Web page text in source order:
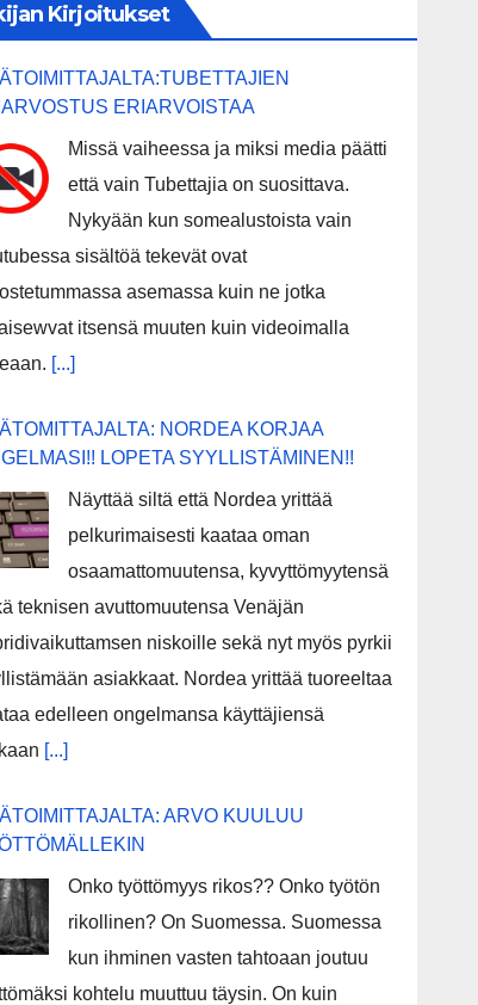
Kirjoitukset
ERIARVOISTAA
Missä vaiheessa ja miksi media päätti
että vain Tubettajia on suosittava.
Nykyään kun somealustoista vain
sisältöä tekevät ovat
asemassa kuin ne jotka
itsensä muuten kuin videoimalla
[...]
NORDEA KORJAA
LOPETA SYYLLISTÄMINEN!!
Näyttää siltä että Nordea yrittää
pelkurimaisesti kaataa oman
osaamattomuutensa, kyvyttömyytensä
teknisen avuttomuutensa Venäjän
niskoille sekä nyt myös pyrkii
asiakkaat. Nordea yrittää tuoreeltaa
edelleen ongelmansa käyttäjiensä
[...]
ARVO KUULUU
Onko työttömyys rikos?? Onko työtön
rikollinen? On Suomessa. Suomessa
kun ihminen vasten tahtoaan joutuu
kohtelu muuttuu täysin. On kuin